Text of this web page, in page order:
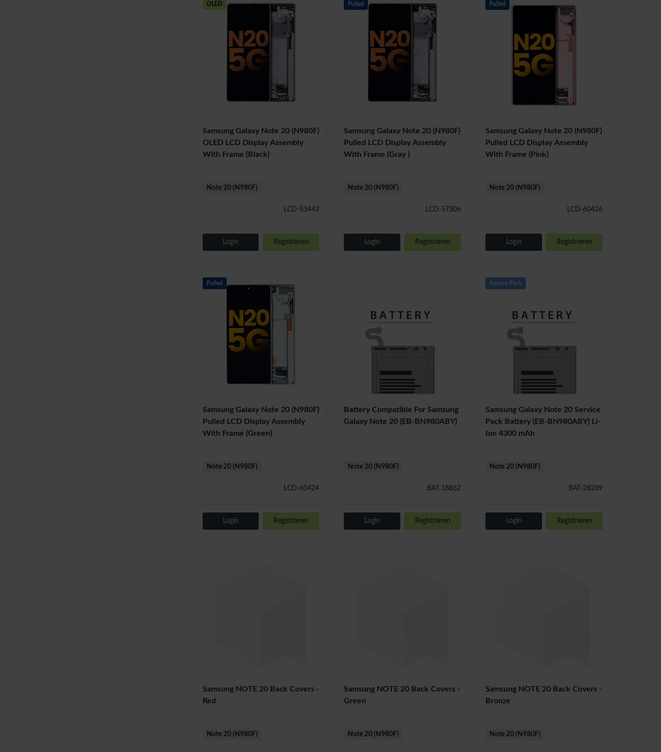
OLED
Samsung Galaxy Note 20 (N980F)
OLED LCD Display Assembly
With Frame (Black)
LCD-53443
Note 20 (N980F)
Login Registrieren
Pulled
Samsung Galaxy Note 20 (N980F)
Pulled LCD Display Assembly
With Frame (Gray )
LCD-57306
Note 20 (N980F)
Login Registrieren
Pulled
Samsung Galaxy Note 20 (N980F)
Pulled LCD Display Assembly
With Frame (Pink)
LCD-60426
Note 20 (N980F)
Login Registrieren
Pulled
Samsung Galaxy Note 20 (N980F)
Pulled LCD Display Assembly
With Frame (Green)
LCD-60424
Note 20 (N980F)
Login Registrieren
Battery Compatible For Samsung
Galaxy Note 20 (EB-BN980ABY)
BAT-18862
Note 20 (N980F)
Login Registrieren
Service Pack
Samsung Galaxy Note 20 Service
Pack Battery (EB-BN980ABY) Li-
Ion 4300 mAh
BAT-28289
Note 20 (N980F)
Login Registrieren
Samsung NOTE 20 Back Covers -
Red
Note 20 (N980F)
Samsung NOTE 20 Back Covers -
Green
Note 20 (N980F)
Samsung NOTE 20 Back Covers -
Bronze
Note 20 (N980F)